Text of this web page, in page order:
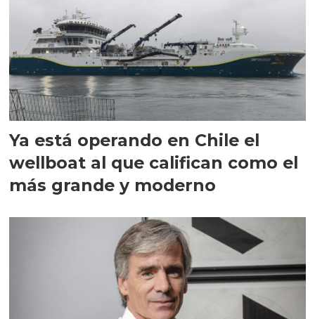
Ya está operando en Chile el
wellboat al que califican como el
más grande y moderno